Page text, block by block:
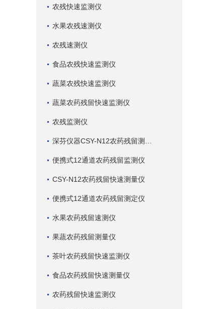
农残快速监测仪
水果农残速测仪
农残速测仪
食品农残快速监测仪
蔬菜农残快速监测仪
蔬菜农药残留快速监测仪
农残监测仪
便携式12通道农药残留监测仪
CSY-N12农药残留快速测量仪
便携式12通道农药残留测定仪
水果农药残留速测仪
果蔬农药残留测量仪
茶叶农药残留快速监测仪
食品农药残留快速测量仪
农药残留快速监测仪